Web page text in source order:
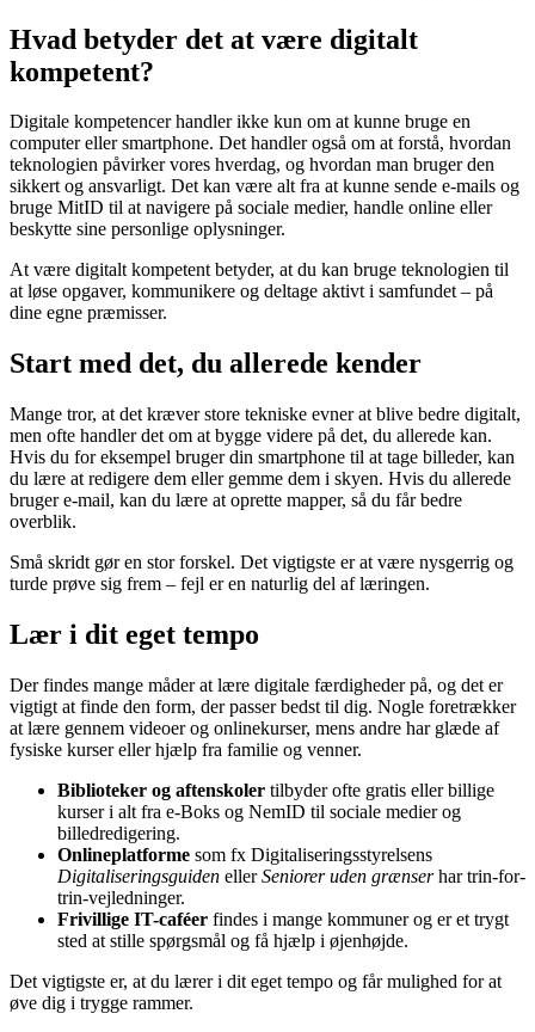
Hvad betyder det at være digitalt
kompetent?
Digitale kompetencer handler ikke kun om at kunne bruge en
computer eller smartphone. Det handler også om at forstå, hvordan
teknologien påvirker vores hverdag, og hvordan man bruger den
sikkert og ansvarligt. Det kan være alt fra at kunne sende e-mails og
bruge MitID til at navigere på sociale medier, handle online eller
beskytte sine personlige oplysninger.
At være digitalt kompetent betyder, at du kan bruge teknologien til
at løse opgaver, kommunikere og deltage aktivt i samfundet – på
dine egne præmisser.
Start med det, du allerede kender
Mange tror, at det kræver store tekniske evner at blive bedre digitalt,
men ofte handler det om at bygge videre på det, du allerede kan.
Hvis du for eksempel bruger din smartphone til at tage billeder, kan
du lære at redigere dem eller gemme dem i skyen. Hvis du allerede
bruger e-mail, kan du lære at oprette mapper, så du får bedre
overblik.
Små skridt gør en stor forskel. Det vigtigste er at være nysgerrig og
turde prøve sig frem – fejl er en naturlig del af læringen.
Lær i dit eget tempo
Der findes mange måder at lære digitale færdigheder på, og det er
vigtigt at finde den form, der passer bedst til dig. Nogle foretrækker
at lære gennem videoer og onlinekurser, mens andre har glæde af
fysiske kurser eller hjælp fra familie og venner.
Biblioteker og aftenskoler tilbyder ofte gratis eller billige
kurser i alt fra e-Boks og NemID til sociale medier og
billedredigering.
Onlineplatforme som fx Digitaliseringsstyrelsens
Digitaliseringsguiden ellerSeniorer uden grænserhar trin-for-
trin-vejledninger.
Frivillige IT-caféer findes i mange kommuner og er et trygt
sted at stille spørgsmål og få hjælp i øjenhøjde.
Det vigtigste er, at du lærer i dit eget tempo og får mulighed for at
øve dig i trygge rammer.